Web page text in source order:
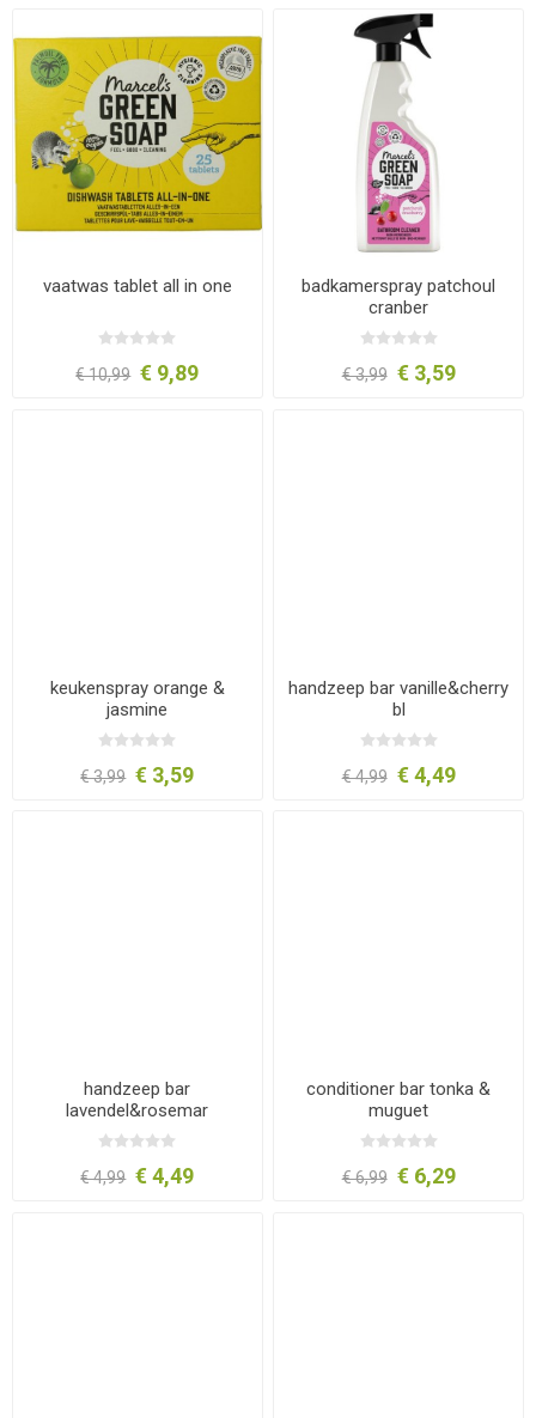
vaatwas tablet all in one
€ 10,99 € 9,89
badkamerspray patchoul
cranber
€ 3,99 € 3,59
keukenspray orange &
jasmine
€ 3,99 € 3,59
handzeep bar vanille&cherry
bl
€ 4,99 € 4,49
handzeep bar
lavendel&rosemar
€ 4,99 € 4,49
conditioner bar tonka &
muguet
€ 6,99 € 6,29